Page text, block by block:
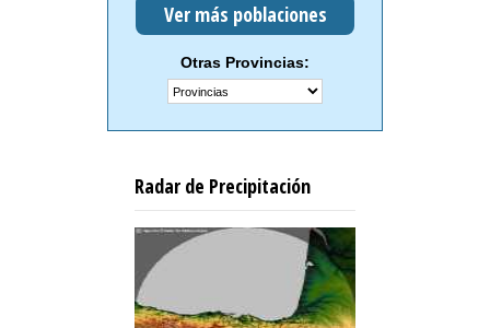
Ver más poblaciones
Otras Provincias:
Radar de Precipitación